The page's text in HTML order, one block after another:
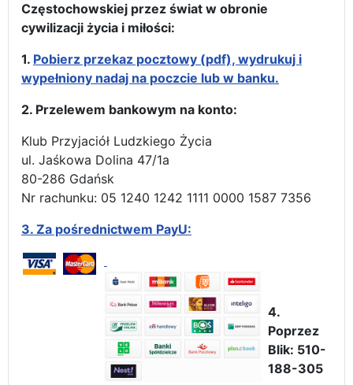
Częstochowskiej przez świat w obronie
cywilizacji życia i miłości:
1. Pobierz przekaz pocztowy (pdf), wydrukuj i
wypełniony nadaj na poczcie lub w banku.
2. Przelewem bankowym na konto:
Klub Przyjaciół Ludzkiego Życia
ul. Jaśkowa Dolina 47/1a
80-286 Gdańsk
Nr rachunku: 05 1240 1242 1111 0000 1587 7356
3. Za pośrednictwem PayU:
4.
Poprzez
Blik: 510-
188-305